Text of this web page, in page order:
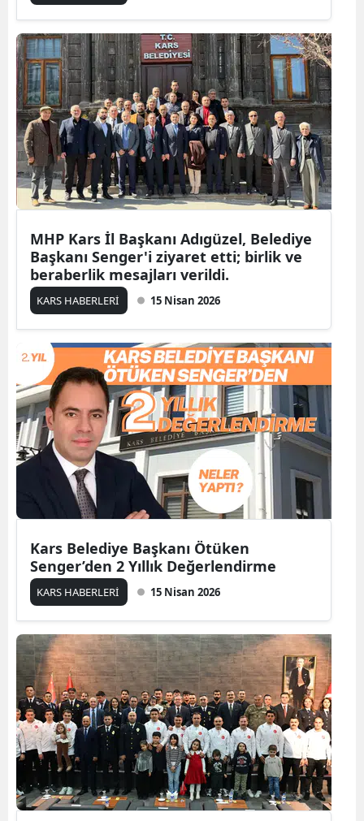
Edirne
Elazığ
Erzincan
Erzurum
Eskişehir
Gaziantep
Giresun
Hatay
Isparta
Mersin
İstanbul
İzmir
Kars
Kayseri
Kırşehir
Kocaeli
Konya
Kütahya
Malatya
Manisa
MHP Kars İl Başkanı Adıgüzel, Belediye
Başkanı Senger'i ziyaret etti; birlik ve
beraberlik mesajları verildi.
KARS HABERLERİ 15 Nisan 2026
Kars Belediye Başkanı Ötüken
Senger’den 2 Yıllık Değerlendirme
KARS HABERLERİ 15 Nisan 2026